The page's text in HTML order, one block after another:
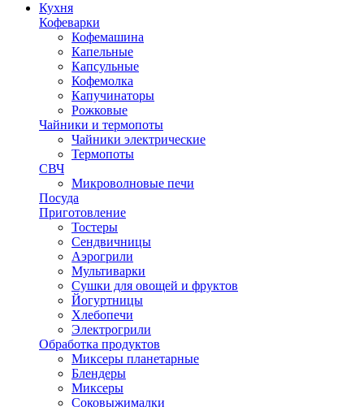
Кухня
Кофеварки
Кофемашина
Капельные
Капсульные
Кофемолка
Капучинаторы
Рожковые
Чайники и термопоты
Чайники электрические
Термопоты
СВЧ
Микроволновые печи
Посуда
Приготовление
Тостеры
Сендвичницы
Аэрогрили
Мультиварки
Сушки для овощей и фруктов
Йогуртницы
Хлебопечи
Электрогрили
Обработка продуктов
Миксеры планетарные
Блендеры
Миксеры
Соковыжималки